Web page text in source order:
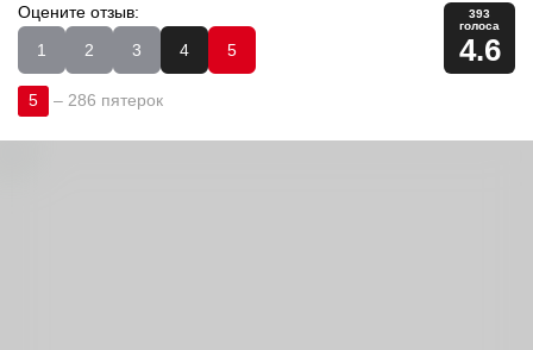
Оцените отзыв:
1
2 3 4 5
393
голоса
4.6
5 – 286 пятерок